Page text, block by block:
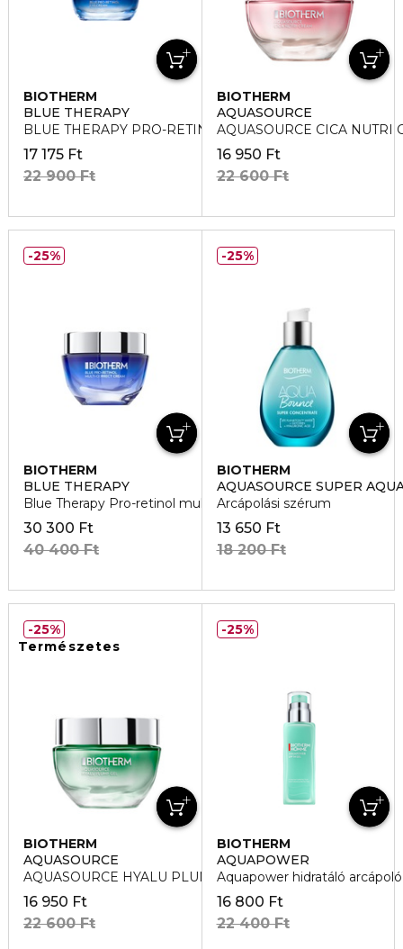
BIOTHERM
BLUE THERAPY
BLUE THERAPY PRO-RETINOL Szemkörnyék ápoló
17 175 Ft
22 900 Ft
BIOTHERM
AQUASOURCE
AQUASOURCE CICA NUTRI
16 950 Ft
22 600 Ft
BIOTHERM
BLUE THERAPY
Blue Therapy Pro-retinol multi-correct arckrém
30 300 Ft
40 400 Ft
25%
BIOTHERM
AQUASOURCE SUPER
Arcápolási szérum
13 650 Ft
18 200 Ft
25%
Természetes
BIOTHERM
AQUASOURCE
AQUASOURCE HYALU PLUMP GEL Nappali arcápoló
16 950 Ft
22 600 Ft
25%
BIOTHERM
AQUAPOWER
Aquapower hidratáló
16 800 Ft
22 400 Ft
25%